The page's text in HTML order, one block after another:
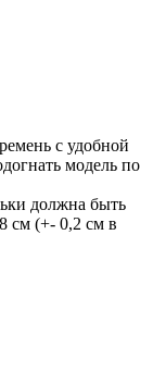
с удобной
модель по
должна быть
см (+- 0,2 см в